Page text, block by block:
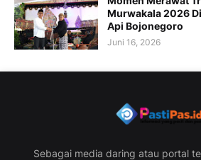
Murwakala 2026
Api Bojonegoro
Juni 16, 2026
Sebagai media daring atau portal